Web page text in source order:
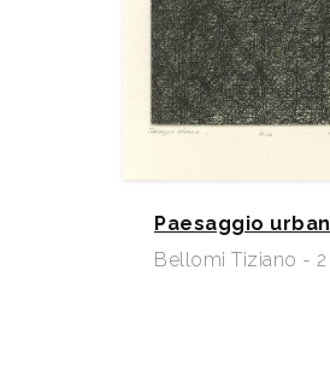
Paesaggio
Bellomi Tiziano - 2